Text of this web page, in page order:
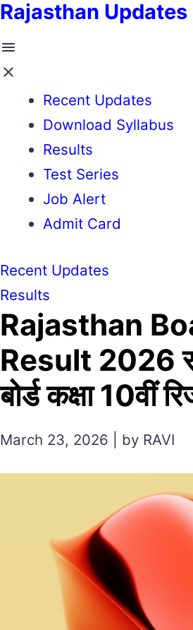
Rajasthan Updates
Recent Updates
Download Syllabus
Results
Test Series
Job Alert
Admit Card
Recent Updates
Results
Rajasthan
Result 2026
बोर्ड कक्षा 10वीं
March 23, 2026 | by RAVI